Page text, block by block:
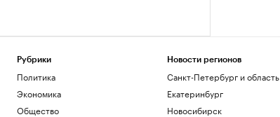
Рубрики
Политика
Экономика
Общество
Новости регионов
Санкт-Петербург и область
Екатеринбург
Новосибирск